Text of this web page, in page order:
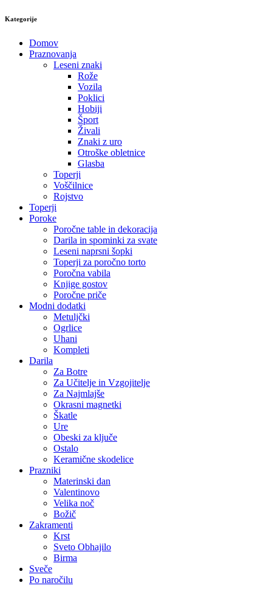
Kategorije
Domov
Praznovanja
Leseni znaki
Rože
Vozila
Poklici
Hobiji
Šport
Živali
Znaki z uro
Otroške obletnice
Glasba
Toperji
Voščilnice
Rojstvo
Toperji
Poroke
Poročne table in dekoracija
Darila in spominki za svate
Leseni naprsni šopki
Toperji za poročno torto
Poročna vabila
Knjige gostov
Poročne priče
Modni dodatki
Metuljčki
Ogrlice
Uhani
Kompleti
Darila
Za Botre
Za Učitelje in Vzgojitelje
Za Najmlajše
Okrasni magnetki
Škatle
Ure
Obeski za ključe
Ostalo
Keramične skodelice
Prazniki
Materinski dan
Valentinovo
Velika noč
Božič
Zakramenti
Krst
Sveto Obhajilo
Birma
Sveče
Po naročilu